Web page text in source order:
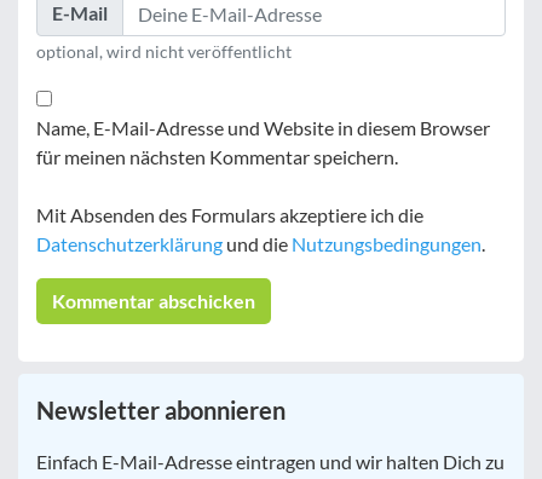
E-Mail
optional, wird nicht veröffentlicht
Name, E-Mail-Adresse und Website in diesem Browser
für meinen nächsten Kommentar speichern.
Mit Absenden des Formulars akzeptiere ich die
Datenschutzerklärung und die Nutzungsbedingungen.
Newsletter abonnieren
E-
Einfach E-Mail-Adresse eintragen und wir halten Dich zu